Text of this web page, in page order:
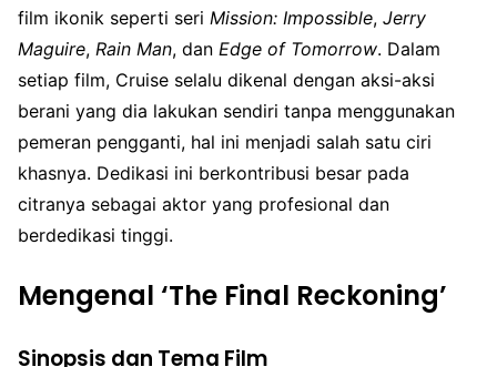
film ikonik seperti seri Mission: Impossible, Jerry
Maguire, Rain Man, dan Edge of Tomorrow. Dalam
setiap film, Cruise selalu dikenal dengan aksi-aksi
berani yang dia lakukan sendiri tanpa menggunakan
pemeran pengganti, hal ini menjadi salah satu ciri
khasnya. Dedikasi ini berkontribusi besar pada
citranya sebagai aktor yang profesional dan
berdedikasi tinggi.
Mengenal ‘The Final Reckoning’
Sinopsis dan Tema Film